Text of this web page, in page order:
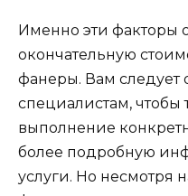
Именно эти факторы
окончательную
фанеры. Вам следует
специалистам, чтобы
выполнение
более подробную
услуги. Но несмотря